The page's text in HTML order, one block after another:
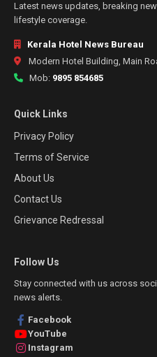
Latest news updates, breaking
lifestyle coverage.
Kerala Hotel News Bureau
Modern Hotel Building, Main
Mob: 9895 854685
Quick Links
Privacy Policy
Terms of Service
About Us
Contact Us
Grievance Redressal
Follow Us
Stay connected with us across
news alerts.
Facebook
YouTube
Instagram